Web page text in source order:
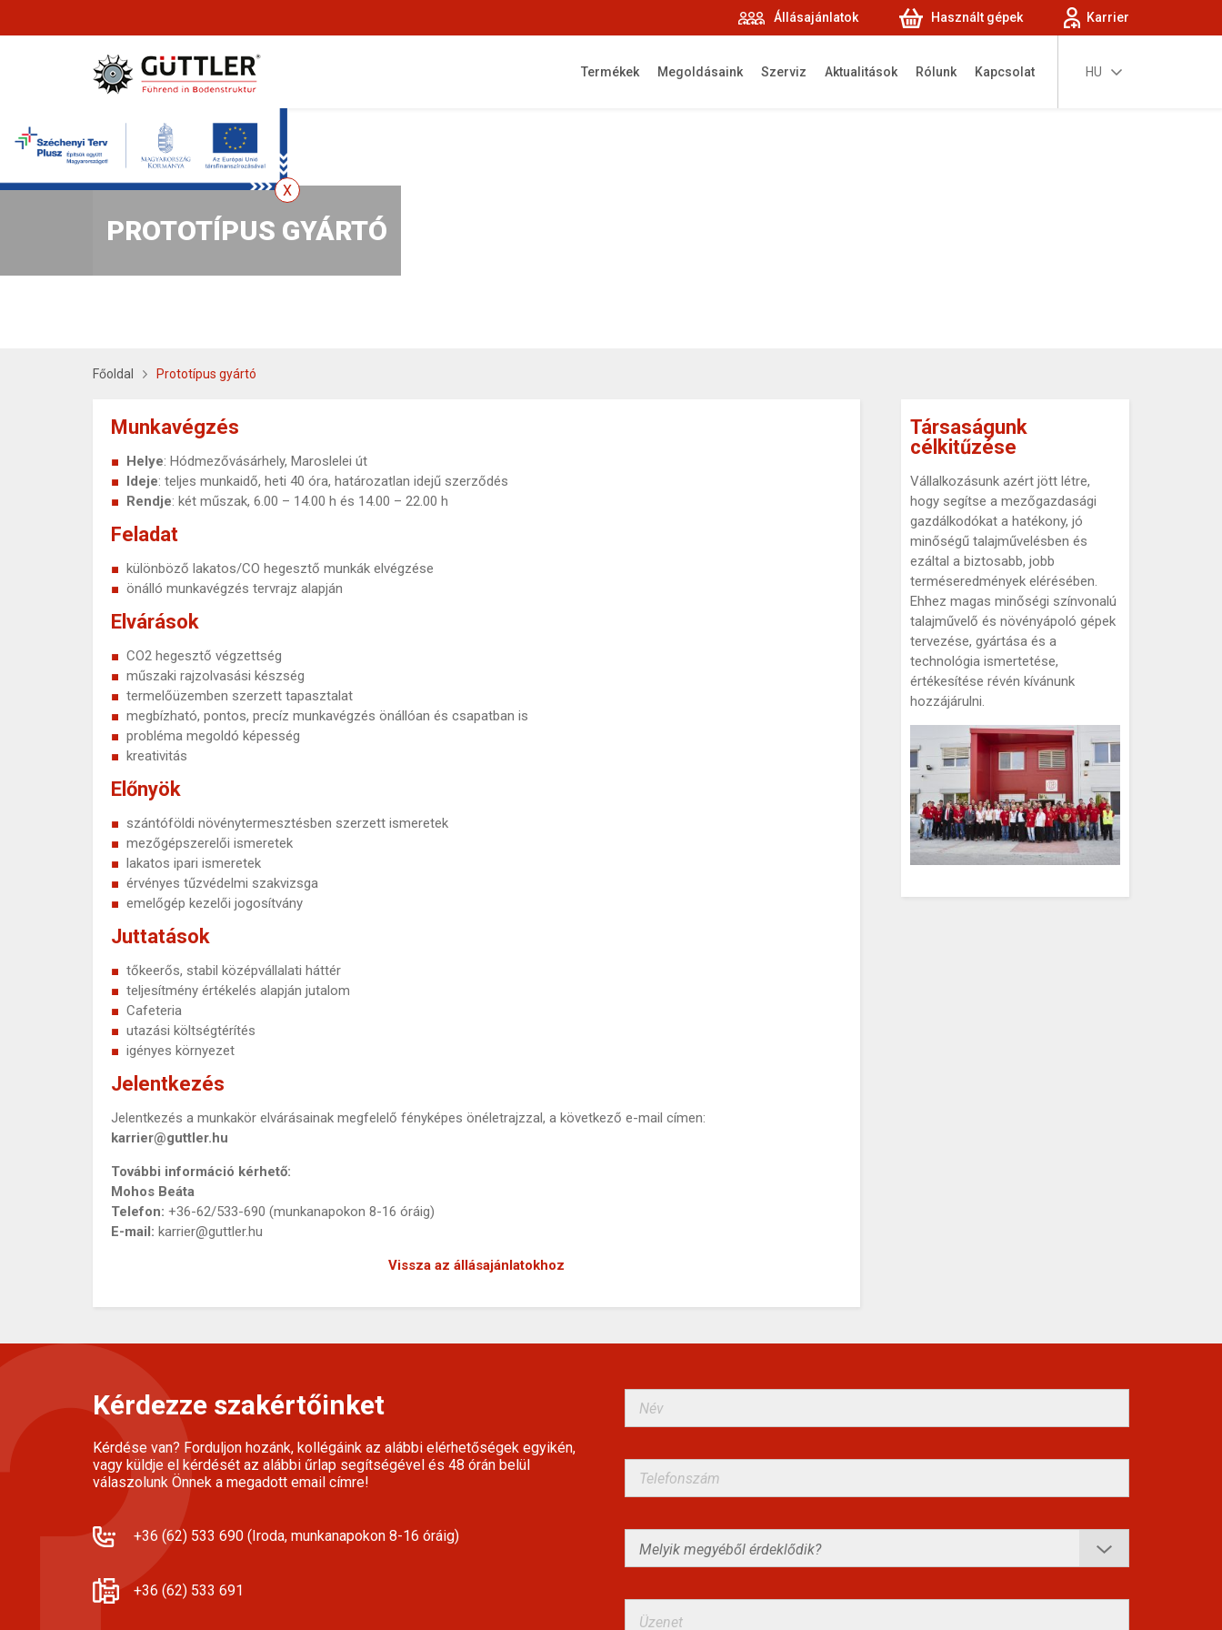
Állásajánlatok Használt gépek Karrier
HU
Termékek Megoldásaink Szerviz Aktualitások Rólunk Kapcsolat
PROTOTÍPUS GYÁRTÓ
Főoldal Prototípus gyártó
Munkavégzés
Helye: Hódmezővásárhely, Maroslelei út
Ideje: teljes munkaidő, heti 40 óra, határozatlan idejű szerződés
Rendje: két műszak, 6.00 – 14.00 h és 14.00 – 22.00 h
Feladat
különböző lakatos/CO hegesztő munkák elvégzése
önálló munkavégzés tervrajz alapján
Elvárások
CO2 hegesztő végzettség
műszaki rajzolvasási készség
termelőüzemben szerzett tapasztalat
megbízható, pontos, precíz munkavégzés önállóan és csapatban is
probléma megoldó képesség
kreativitás
Előnyök
szántóföldi növénytermesztésben szerzett ismeretek
mezőgépszerelői ismeretek
lakatos ipari ismeretek
érvényes tűzvédelmi szakvizsga
emelőgép kezelői jogosítvány
Juttatások
tőkeerős, stabil középvállalati háttér
teljesítmény értékelés alapján jutalom
Cafeteria
utazási költségtérítés
igényes környezet
Jelentkezés
Jelentkezés a munkakör elvárásainak megfelelő fényképes önéletrajzzal, a következő e-mail címen:
karrier@guttler.hu
További információ kérhető:
Mohos Beáta
Telefon: +36-62/533-690 (munkanapokon 8-16 óráig)
E-mail: karrier@guttler.hu
Vissza az állásajánlatokhoz
Társaságunk
célkitűzése
Vállalkozásunk azért jött létre,
hogy segítse a mezőgazdasági
gazdálkodókat a hatékony, jó
minőségű talajművelésben és
ezáltal a biztosabb, jobb
terméseredmények elérésében.
Ehhez magas minőségi színvonalú
talajművelő és növényápoló gépek
tervezése, gyártása és a
technológia ismertetése,
értékesítése révén kívánunk
hozzájárulni.
Kérdezze szakértőinket
Kérdése van? Forduljon hozánk, kollégáink az alábbi elérhetőségek egyikén,
vagy küldje el kérdését az alábbi űrlap segítségével és 48 órán belül
válaszolunk Önnek a megadott email címre!
+36 (62) 533 690 (Iroda, munkanapokon 8-16 óráig)
+36 (62) 533 691